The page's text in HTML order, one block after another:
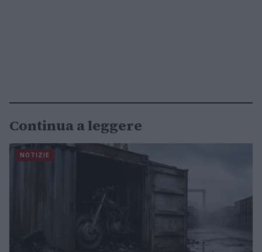
Continua a leggere
NOTIZIE